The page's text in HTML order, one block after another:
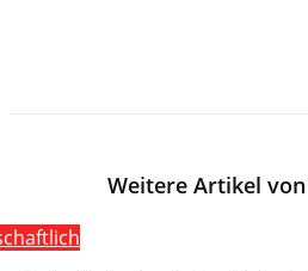
Weitere Artikel